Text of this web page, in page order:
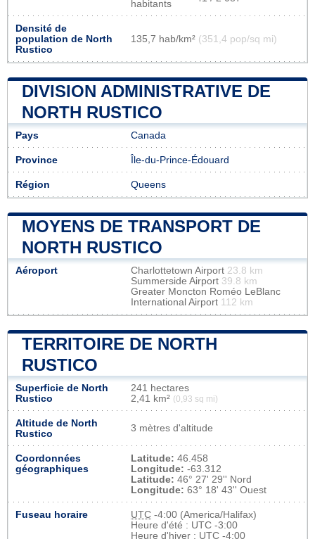
habitants
Densité de
population de North
Rustico
135,7 hab/km² (351,4 pop/sq mi)
DIVISION ADMINISTRATIVE DE
NORTH RUSTICO
Pays Canada
Province Île-du-Prince-Édouard
Région Queens
MOYENS DE TRANSPORT DE
NORTH RUSTICO
Aéroport Charlottetown Airport 23.8 km
Summerside Airport 39.8 km
Greater Moncton Roméo LeBlanc
International Airport 112 km
TERRITOIRE DE NORTH
RUSTICO
Superficie de North
Rustico
241 hectares
2,41 km² (0,93 sq mi)
Altitude de North
Rustico
3 mètres d'altitude
Coordonnées
géographiques
Latitude: 46.458
Longitude: -63.312
Latitude: 46° 27' 29'' Nord
Longitude: 63° 18' 43'' Ouest
Fuseau horaire UTC -4:00 (America/Halifax)
Heure d'été : UTC -3:00
Heure d'hiver : UTC -4:00